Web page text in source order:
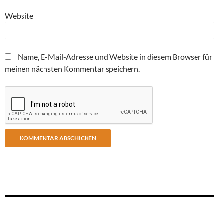
Website
Name, E-Mail-Adresse und Website in diesem Browser für
meinen nächsten Kommentar speichern.